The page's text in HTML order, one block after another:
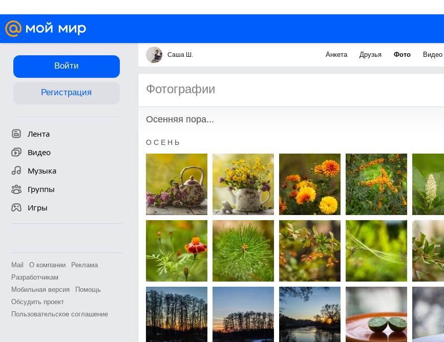
Войти
Регистрация
Лента
Видео
Музыка
Группы
Игры
Mail О компании
Реклама
Разработчикам
Мобильная версия
Помощь
Обсудить проект
Пользовательское соглашение
Саша Ш. Анкета Друзья Фото Видео
Фотографии
Осенняя пора...
О С Е Н Ь